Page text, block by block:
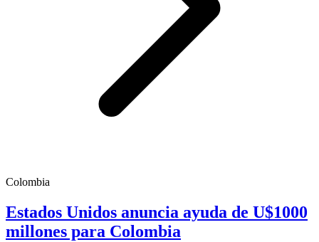
Colombia
Estados Unidos anuncia ayuda de U$1000
millones para Colombia